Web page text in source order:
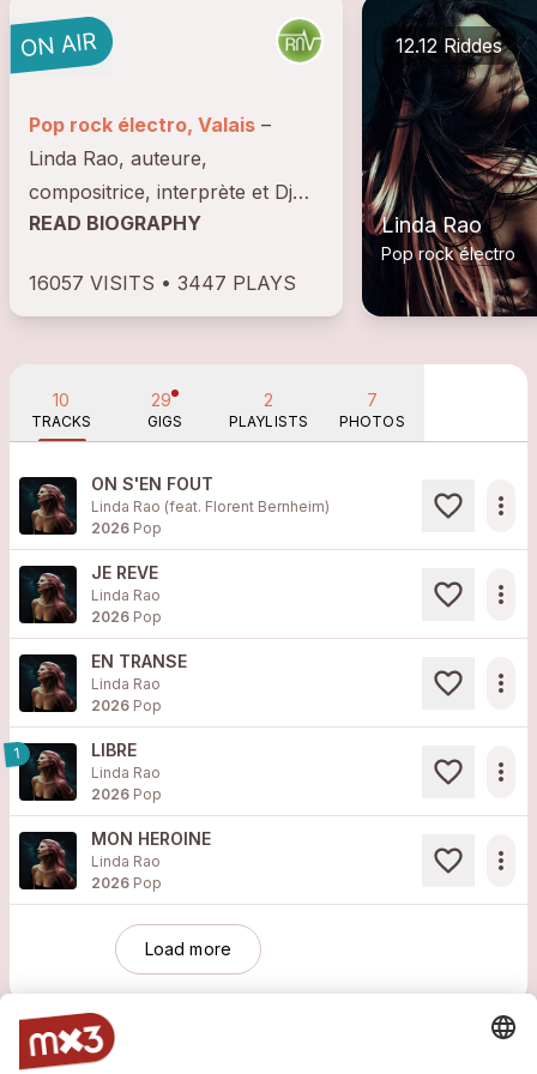
Pop rock électro, Valais
Linda Rao, auteure,
compositrice, interprète et Dj
suisse d’origine italienne, se
album intitulé "On s’en fout !",
READ BIOGRAPHY
16057 VISITS • 3447 PLAYS
12.12 Riddes
Linda Rao
Pop rock électro
10
TRACKS
29
GIGS
2
PLAYLISTS
7
PHOTOS
ON S'EN FOUT
Linda Rao (feat. Florent Bernheim)
2026 Pop
more_horiz
JE REVE
Linda Rao
2026 Pop
more_horiz
EN TRANSE
Linda Rao
2026 Pop
more_horiz
1 LIBRE
Linda Rao
2026 Pop
more_horiz
MON HEROINE
Linda Rao
2026 Pop
more_horiz
Load more